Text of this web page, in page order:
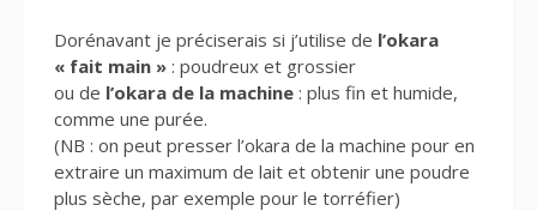
Dorénavant je préciserais si j’utilise de l’okara
« fait main » : poudreux et grossier
ou de l’okara de la machine : plus fin et humide,
comme une purée.
(NB : on peut presser l’okara de la machine pour en
extraire un maximum de lait et obtenir une poudre
plus sèche, par exemple pour le torréfier)